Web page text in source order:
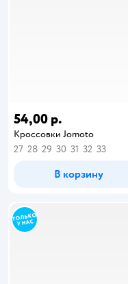
54,00 р.
Кроссовки Jomoto
27 28 29 30 31 32 33
В корзину